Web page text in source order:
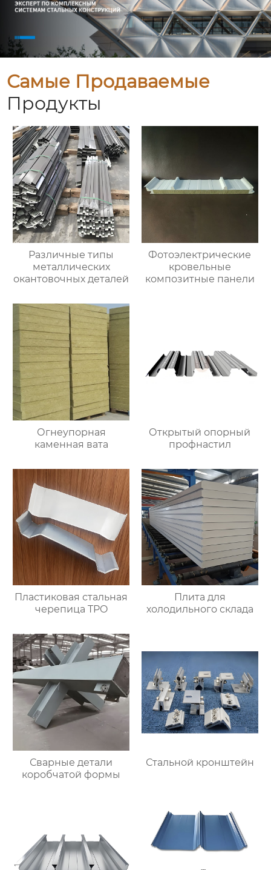
Самые Продаваемые
Продукты
Различные типы
металлических
окантовочных деталей
Фотоэлектрические
кровельные
композитные панели
Огнеупорная
каменная вата
Открытый опорный
профнастил
Пластиковая стальная
черепица TPO
Плита для
холодильного склада
Сварные детали
коробчатой формы
Стальной кронштейн